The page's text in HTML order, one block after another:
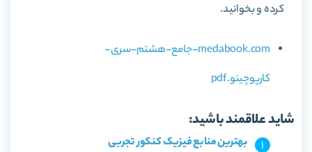
کرده و بخوانید.
medabook.com-جامع-هشتم-سری-
کارپوچینو.pdf
شاید علاقمند باشید:
بهترین منابع فیزیک کنکور تجربی